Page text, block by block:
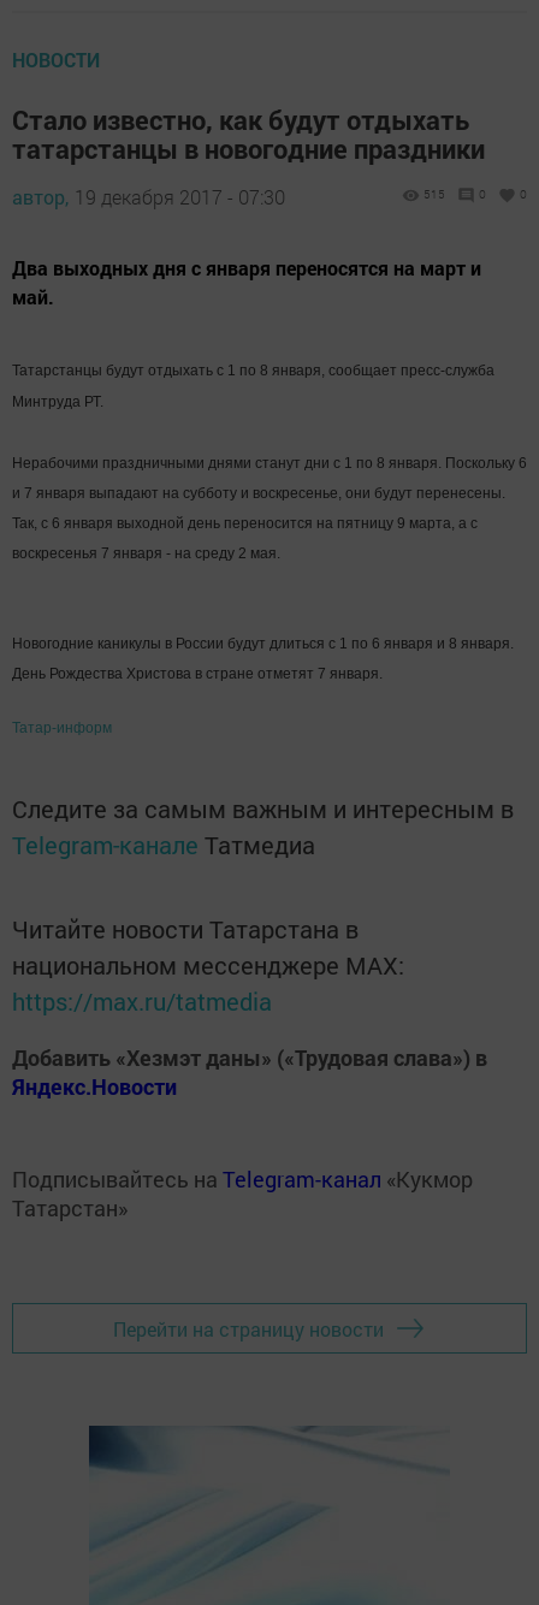
НОВОСТИ
Стало известно, как будут отдыхать
татарстанцы в новогодние праздники
автор, 19 декабря 2017 - 07:30 515 0 0
Два выходных дня с января переносятся на март и
май.
Татарстанцы будут отдыхать с 1 по 8 января, сообщает пресс-служба
Минтруда РТ.
Нерабочими праздничными днями станут дни с 1 по 8 января. Поскольку 6
и 7 января выпадают на субботу и воскресенье, они будут перенесены.
Так, с 6 января выходной день переносится на пятницу 9 марта, а с
воскресенья 7 января - на среду 2 мая.
Новогодние каникулы в России будут длиться с 1 по 6 января и 8 января.
День Рождества Христова в стране отметят 7 января.
Татар-информ
Следите за самым важным и интересным в
Telegram-канале Татмедиа
Читайте новости Татарстана в
национальном мессенджере MАХ:
https://max.ru/tatmedia
Добавить «Хезмэт даны» («Трудовая слава») в
Яндекс.Новости
Подписывайтесь на Telegram-канал «Кукмор
Татарстан»
Перейти на страницу новости